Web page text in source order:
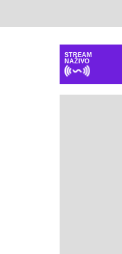
STREAM
NAŽIVO